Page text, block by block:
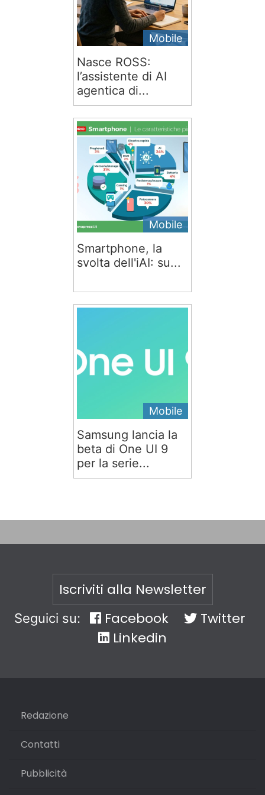
Mobile
Nasce ROSS:
l’assistente di AI
agentica di...
Mobile
Smartphone, la
svolta dell'iAI: su...
Mobile
Samsung lancia la
beta di One UI 9
per la serie...
Iscriviti alla Newsletter
Seguici su: Facebook
Twitter
Linkedin
Redazione
Contatti
Pubblicità